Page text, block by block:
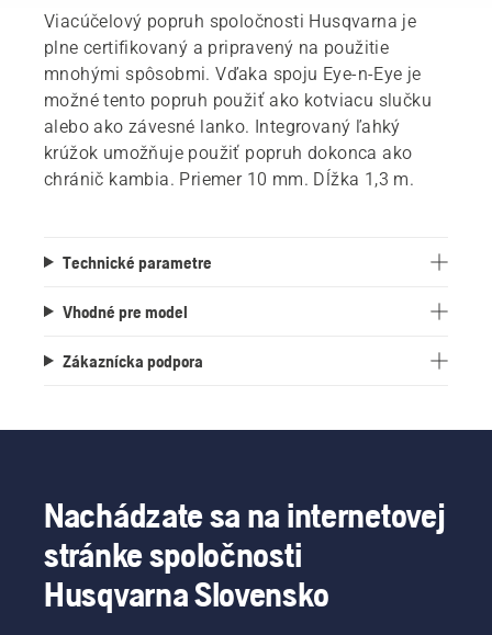
Viacúčelový popruh spoločnosti Husqvarna je
plne certifikovaný a pripravený na použitie
mnohými spôsobmi. Vďaka spoju Eye-n-Eye je
možné tento popruh použiť ako kotviacu slučku
alebo ako závesné lanko. Integrovaný ľahký
krúžok umožňuje použiť popruh dokonca ako
chránič kambia. Priemer 10 mm. Dĺžka 1,3 m.
Technické parametre
Vhodné pre model
Zákaznícka podpora
Nachádzate sa na internetovej
stránke spoločnosti
Husqvarna Slovensko